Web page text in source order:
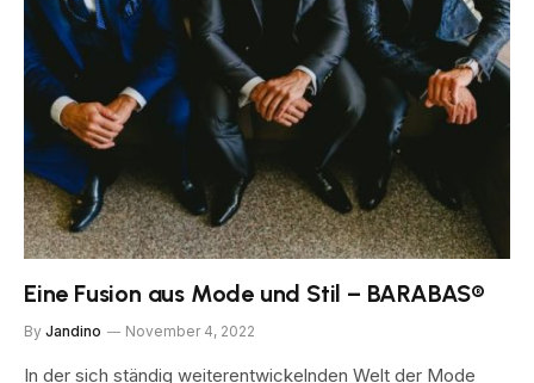
Eine Fusion aus Mode und Stil – BARABAS®
By Jandino November 4, 2022
In der sich ständig weiterentwickelnden Welt der Mode